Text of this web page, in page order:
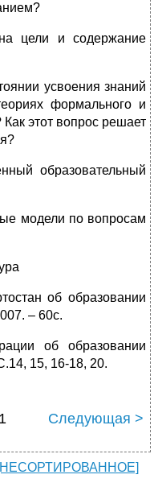
цели и содержание
усвоения знаний
формального и
этот вопрос решает
образовательный
модели по вопросам
об образовании
– 60с.
об образовании
15, 16-18, 20.
Следующая >